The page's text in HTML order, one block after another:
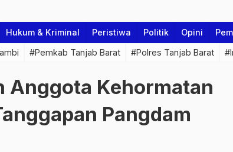
Hukum & Kriminal Peristiwa Politik Opini
#Pemkab Tanjab Barat #Polres Tanjab Barat
Anggota Kehormatan
Pangdam